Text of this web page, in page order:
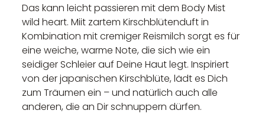
Das kann leicht passieren mit dem Body Mist
wild heart. Miit zartem Kirschblütenduft in
Kombination mit cremiger Reismilch sorgt es für
eine weiche, warme Note, die sich wie ein
seidiger Schleier auf Deine Haut legt. Inspiriert
von der japanischen Kirschblüte, lädt es Dich
zum Träumen ein – und natürlich auch alle
anderen, die an Dir schnuppern dürfen.